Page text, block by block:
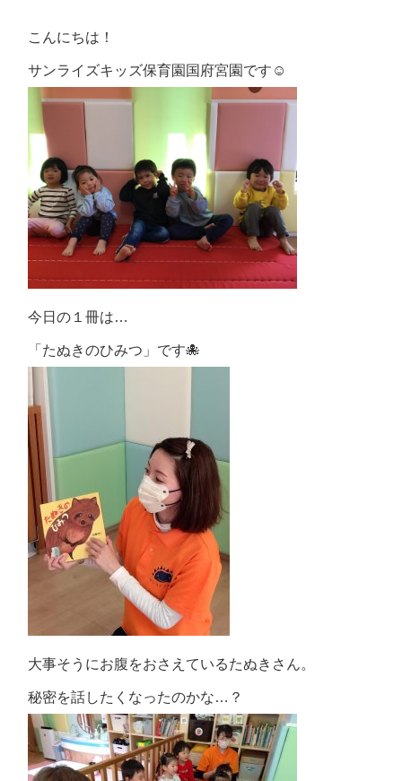
こんにちは！
サンライズキッズ保育園国府宮園です☺
今日の１冊は…
「たぬきのひみつ」です🐙
大事そうにお腹をおさえているたぬきさん。
秘密を話したくなったのかな…？